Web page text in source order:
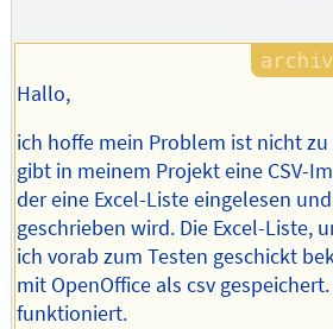
Hallo,
ich hoffe mein Problem ist nicht
gibt in meinem Projekt eine CSV-
der eine Excel-Liste eingelesen
geschrieben wird. Die Excel-Liste,
ich vorab zum Testen geschickt
mit OpenOffice als csv
funktioniert.